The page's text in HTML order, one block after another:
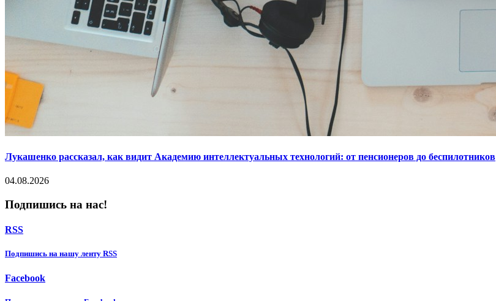
Лукашенко рассказал, как видит Академию интеллектуальных технологий: от пенсионеров до беспилотников
04.08.2026
Подпишись на нас!
RSS
Подпишиcь на нашу ленту RSS
Facebook